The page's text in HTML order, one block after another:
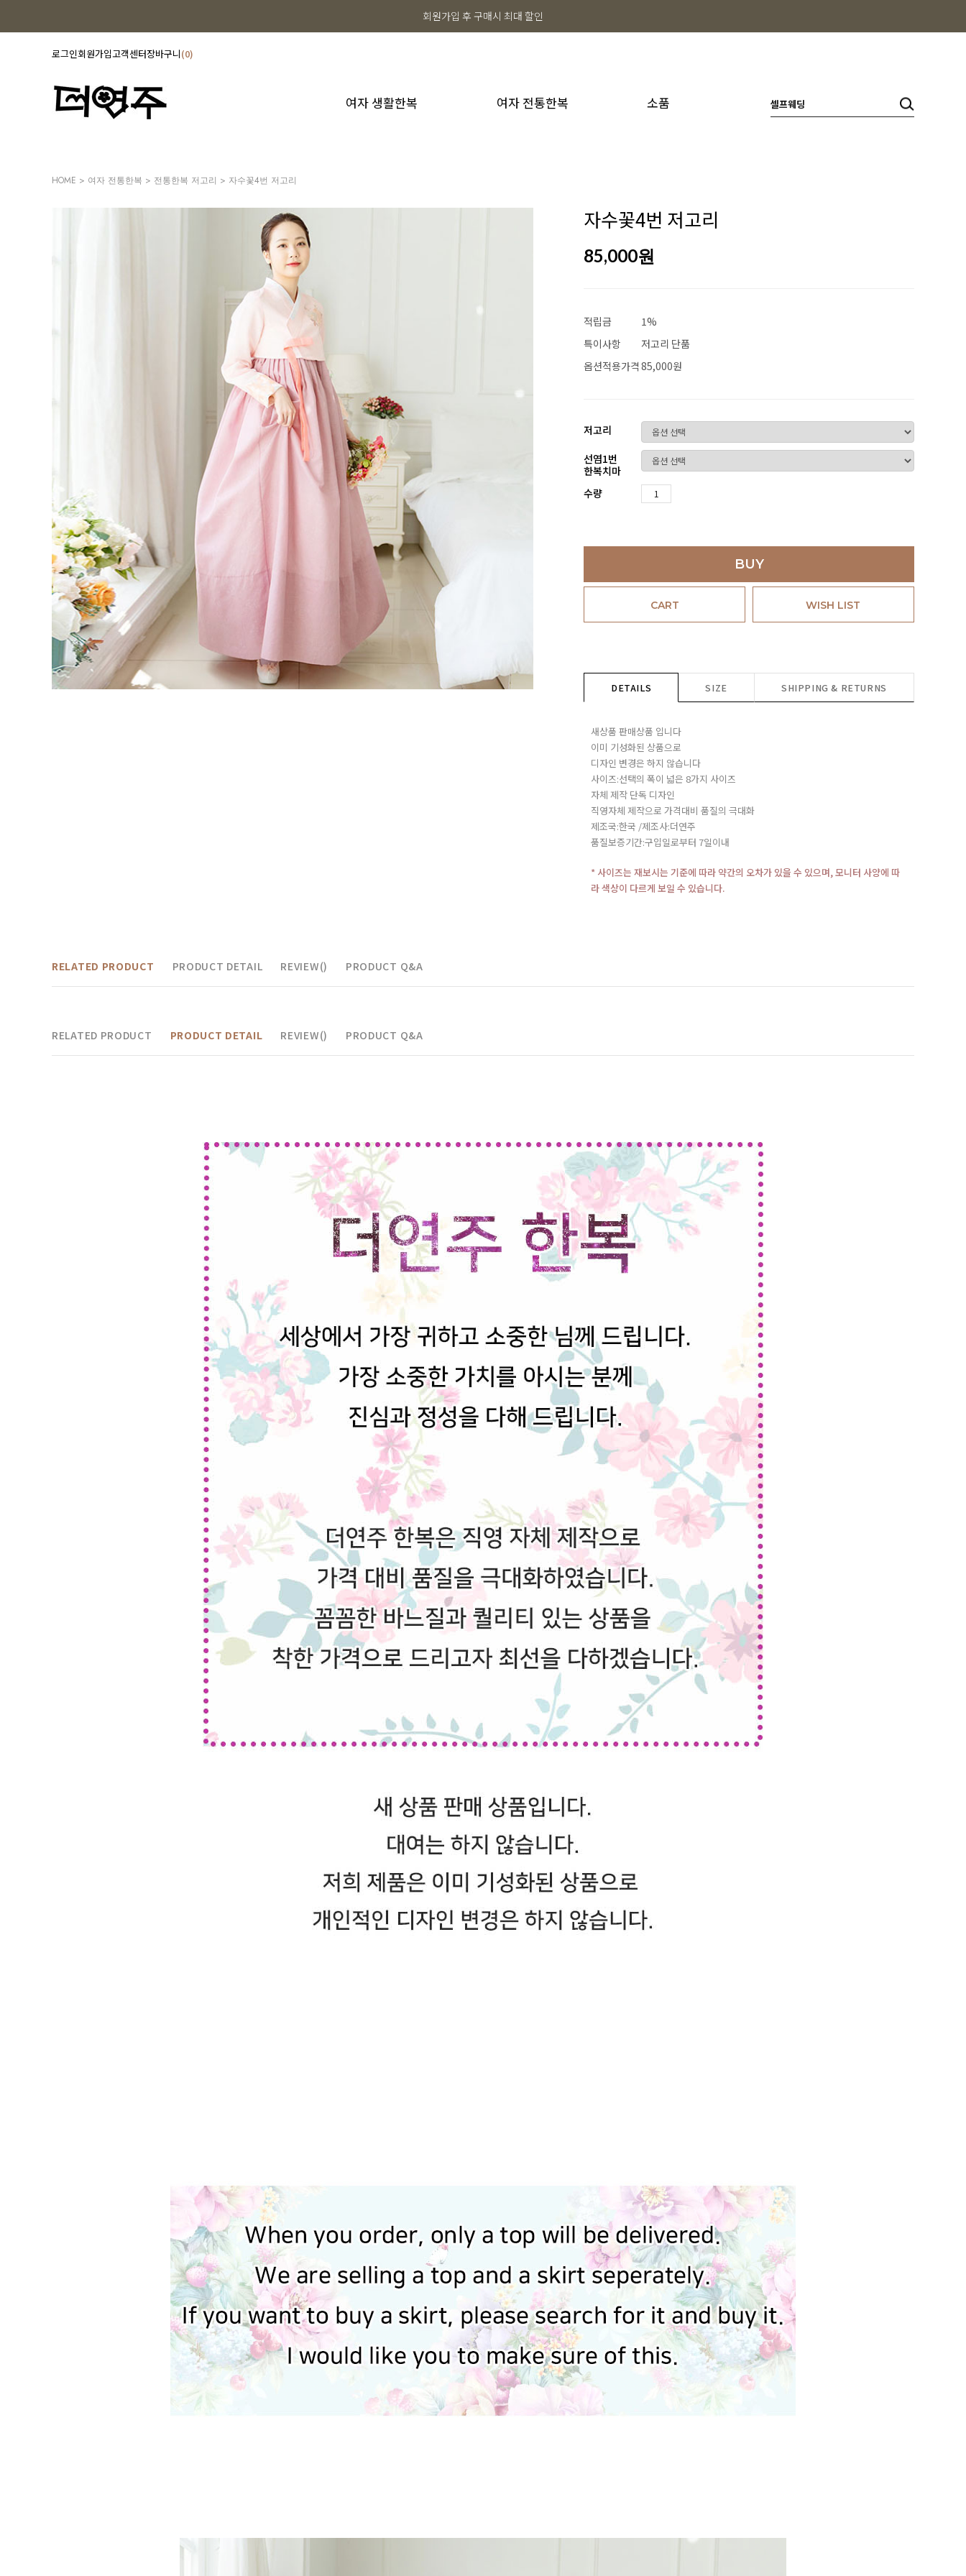
회원가입 후 구매시 최대 할인
로그인회원가입고객센터장바구니 0
여자 생활한복 여자 전통한복 소품
HOME > 여자 전통한복 > 전통한복 저고리 > 자수꽃4번 저고리
자수꽃4번 저고리
85,000원
적립금
1%
특이사항
저고리 단품
옵션적용가격 85,000원
저고리
선염1번
한복치마
수량
BUY
CART WISH LIST
DETAILS SIZE SHIPPING & RETURNS
새상품 판매상품 입니다
이미 기성화된 상품으로
디자인 변경은 하지 않습니다
사이즈:선택의 폭이 넓은 8가지 사이즈
자체 제작 단독 디자인
직영자체 제작으로 가격대비 품질의 극대화
제조국:한국 /제조사:더연주
품질보증기간:구입일로부터 7일이내
* 사이즈는 재보시는 기준에 따라 약간의 오차가 있을 수 있으며, 모니터 사양에 따
라 색상이 다르게 보일 수 있습니다.
RELATED PRODUCT PRODUCT DETAIL REVIEW() PRODUCT Q&A
RELATED PRODUCT PRODUCT DETAIL REVIEW() PRODUCT Q&A